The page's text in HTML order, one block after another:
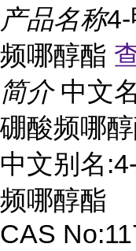
产品名称
频哪醇酯
简介 中文
硼酸频哪
中文别名
频哪醇酯
CAS